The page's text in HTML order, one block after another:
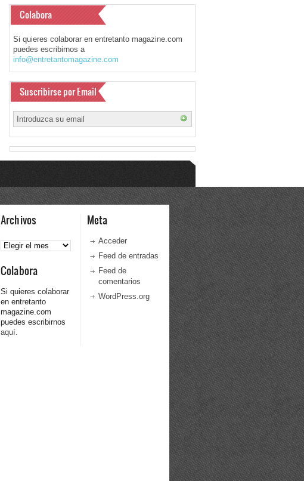
Colabora
Si quieres colaborar en entretanto magazine.com
puedes escribirnos a
info@entretantomagazine.com
Suscribirse por Email
Archivos
Archivos
Colabora
Si quieres colaborar
en entretanto
magazine.com
puedes escribirnos
aquí.
Meta
Acceder
Feed de entradas
Feed de
comentarios
WordPress.org